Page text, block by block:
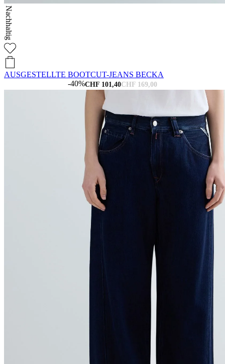
Nachhaltig
AUSGESTELLTE BOOTCUT-JEANS BECKA
CHF 169,00
CHF 101,40
-40%